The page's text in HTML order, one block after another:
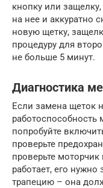
кнопку или
на нее и аккуратно
новую щетку,
процедуру для
не больше 5 минут.
Диагностика
Если замена щеток
работоспособность
попробуйте
проверьте
проверьте
работает, его нужно
трапецию – она